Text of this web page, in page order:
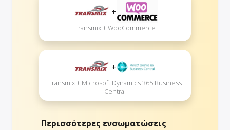
+
Transmix + WooCommerce
+
Transmix + Microsoft Dynamics 365 Business
Central
Περισσότερες ενσωματώσεις